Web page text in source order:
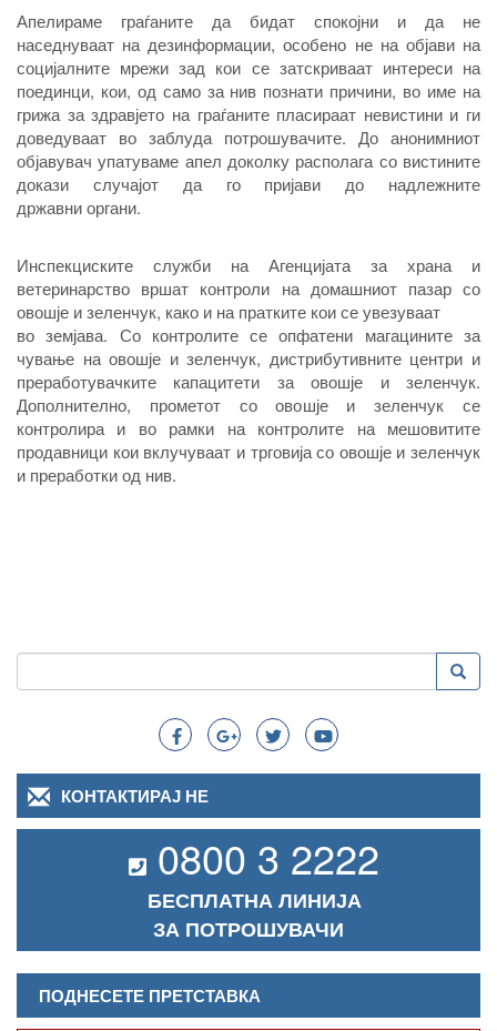
Апелираме граѓаните да бидат спокојни и да не
наседнуваат на дезинформации, особено не на објави на
социјалните мрежи зад кои се затскриваат интереси на
поединци, кои, од само за нив познати причини, во име на
грижа за здравјето на граѓаните пласираат невистини и ги
доведуваат во заблуда потрошувачите. До анонимниот
објавувач упатуваме апел доколку располага со вистините
докази случајот да го пријави до надлежните
државни органи.
Инспекциските служби на Агенцијата за храна и
ветеринарство вршат контроли на домашниот пазар со
овошје и зеленчук, како и на пратките кои се увезуваат
во земјава. Со контролите се опфатени магацините за
чување на овошје и зеленчук, дистрибутивните центри и
преработувачките капацитети за овошје и зеленчук.
Дополнително, прометот со овошје и зеленчук се
контролира и во рамки на контролите на мешовитите
продавници кои вклучуваат и трговија со овошје и зеленчук
и преработки од нив.
Search
Пребарување
КОНТАКТИРАЈ НЕ
0800 3 2222
БЕСПЛАТНА ЛИНИЈА
ЗА ПОТРОШУВАЧИ
ПОДНЕСЕТЕ ПРЕТСТАВКА